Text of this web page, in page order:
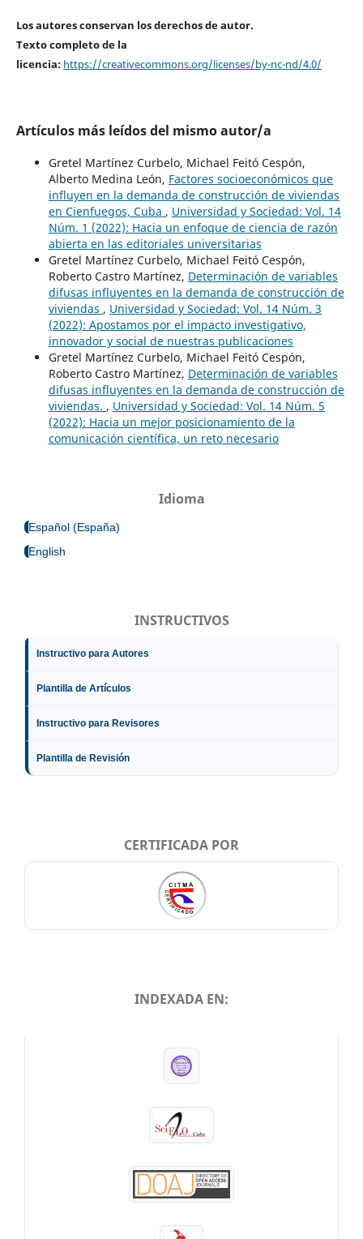
Los autores conservan los derechos de autor.
Texto completo de la
licencia: https://creativecommons.org/licenses/by-nc-nd/4.0/
Artículos más leídos del mismo autor/a
Gretel Martínez Curbelo, Michael Feitó Cespón,
Alberto Medina León, Factores socioeconómicos que
influyen en la demanda de construcción de viviendas
en Cienfuegos, Cuba , Universidad y Sociedad: Vol. 14
Núm. 1 (2022): Hacia un enfoque de ciencia de razón
abierta en las editoriales universitarias
Gretel Martínez Curbelo, Michael Feitó Cespón,
Roberto Castro Martínez, Determinación de variables
difusas influyentes en la demanda de construcción de
viviendas , Universidad y Sociedad: Vol. 14 Núm. 3
(2022): Apostamos por el impacto investigativo,
innovador y social de nuestras publicaciones
Gretel Martínez Curbelo, Michael Feitó Cespón,
Roberto Castro Martínez, Determinación de variables
difusas influyentes en la demanda de construcción de
viviendas. , Universidad y Sociedad: Vol. 14 Núm. 5
(2022): Hacia un mejor posicionamiento de la
comunicación científica, un reto necesario
Idioma
Español (España)
English
INSTRUCTIVOS
Instructivo para Autores
Plantilla de Artículos
Instructivo para Revisores
Plantilla de Revisión
CERTIFICADA POR
INDEXADA EN: